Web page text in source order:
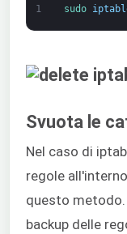
1 sudo
Svuota le
Nel caso di
regole
questo
backup delle